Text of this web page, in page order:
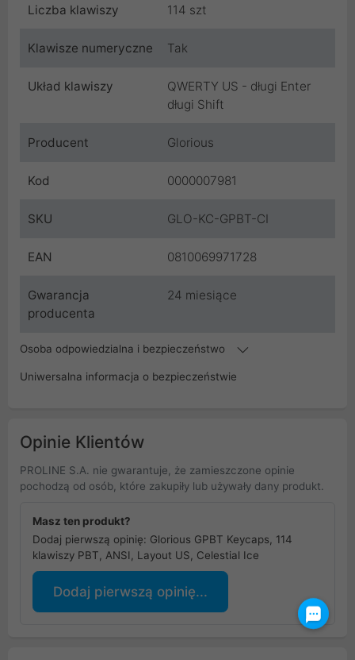
Liczba klawiszy 114 szt
Klawisze numeryczne Tak
Układ klawiszy
QWERTY US - długi Enter
długi Shift
Producent Glorious
Kod 0000007981
SKU GLO-KC-GPBT-CI
EAN 0810069971728
Gwarancja
producenta
24 miesiące
Osoba odpowiedzialna i bezpieczeństwo
Uniwersalna informacja o bezpieczeństwie
Opinie Klientów
PROLINE S.A. nie gwarantuje, że zamieszczone opinie
pochodzą od osób, które zakupiły lub używały dany produkt.
Masz ten produkt?
Dodaj pierwszą opinię: Glorious GPBT Keycaps, 114
klawiszy PBT, ANSI, Layout US, Celestial Ice
Dodaj pierwszą opinię...